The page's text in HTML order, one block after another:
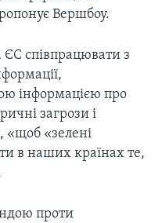
Вершбоу.
співпрацювати з
інформацією про
загрози і
«щоб «зелені
в наших країнах те,
проти